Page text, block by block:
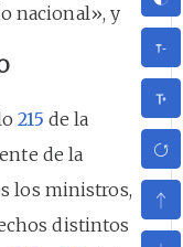
nacional», y
215 de la
de la
los ministros,
distintos